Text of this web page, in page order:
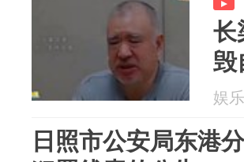
长
毁
娱
日照市公安局东港